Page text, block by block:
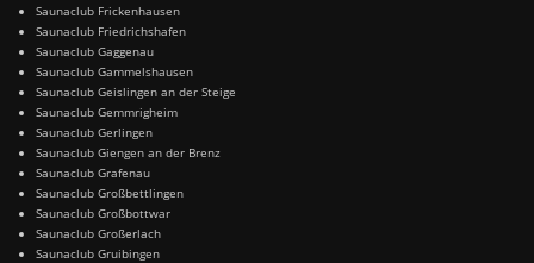
Saunaclub Frickenhausen
Saunaclub Friedrichshafen
Saunaclub Gaggenau
Saunaclub Gammelshausen
Saunaclub Geislingen an der Steige
Saunaclub Gemmrigheim
Saunaclub Gerlingen
Saunaclub Giengen an der Brenz
Saunaclub Grafenau
Saunaclub Großbettlingen
Saunaclub Großbottwar
Saunaclub Großerlach
Saunaclub Gruibingen